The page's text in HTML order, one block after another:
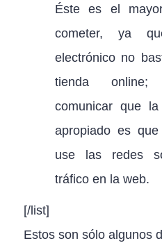
Éste es el
cometer, ya
electrónico no
tienda online;
comunicar que
apropiado es
use las redes
tráfico en la web.
[/list]
Estos son sólo algunos